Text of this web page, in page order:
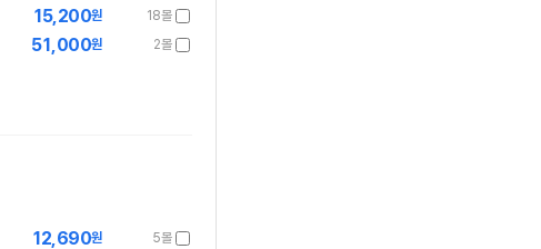
18몰
15,200원
2몰
51,000원
5몰
12,690원